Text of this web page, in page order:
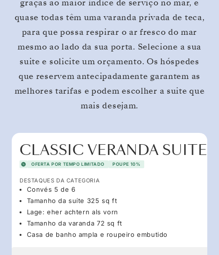
graças ao maior índice de serviço no mar, e
quase todas têm uma varanda privada de teca,
para que possa respirar o ar fresco do mar
mesmo ao lado da sua porta. Selecione a sua
suite e solicite um orçamento. Os hóspedes
que reservem antecipadamente garantem as
melhores tarifas e podem escolher a suite que
mais desejam.
CLASSIC VERANDA SUITE
OFERTA POR TEMPO LIMITADO POUPE 10%
DESTAQUES DA CATEGORIA
Convés 5 de 6
Tamanho da suíte 325 sq ft
Lage: eher achtern als vorn
Tamanho da varanda 72 sq ft
Casa de banho ampla e roupeiro embutido